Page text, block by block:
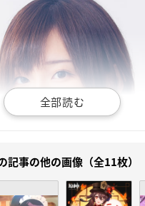
記事の他の画像（全11枚）